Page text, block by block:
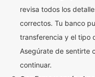
revisa todos los
correctos. Tu banco
transferencia y el tipo
Asegúrate de sentirte
continuar.